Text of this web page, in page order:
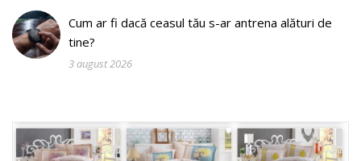
Cum ar fi dacă ceasul tău s-ar antrena alături de
tine?
3 august 2026